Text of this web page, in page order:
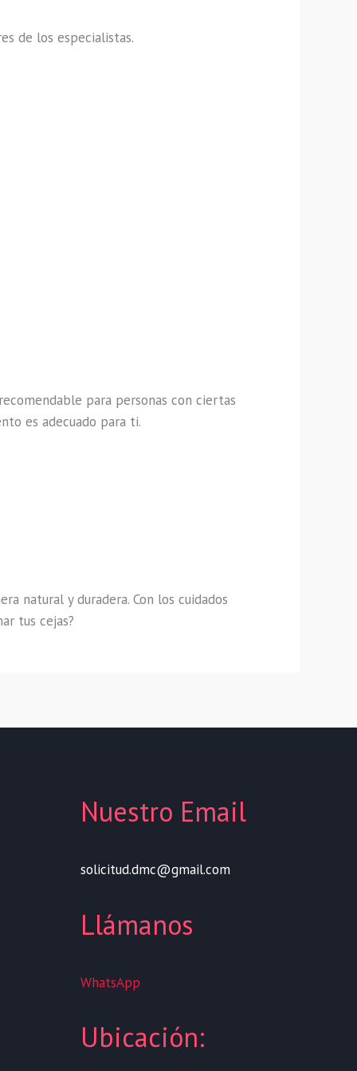
de los especialistas.
para personas con ciertas
es adecuado para ti.
natural y duradera. Con los cuidados
tus cejas?
Nuestro Email
solicitud.dmc@gmail.com
Llámanos
WhatsApp
Ubicación: